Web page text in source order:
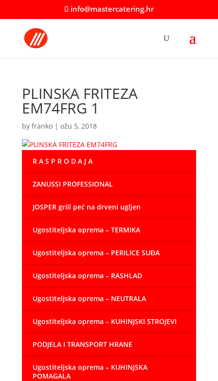
info@mastercatering.hr
PLINSKA FRITEZA
EM74FRG 1
by franko| ožu 5, 2018
R A S P R O D A J A
ZANUSSI PROFESSIONAL
JOSPER grill peć na drveni ugljen
Ugostiteljska oprema – TERMIKA
Ugostiteljska oprema – PERILICE SUĐA
Ugostiteljska oprema – RASHLAD
Ugostiteljska oprema – NEUTRALA
Ugostiteljska oprema – KUHINJSKI STROJEVI
PODJELA I TRANSPORT HRANE
Ugostiteljska oprema – KUHINJSKA
POMAGALA